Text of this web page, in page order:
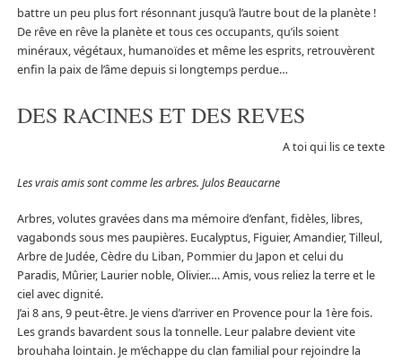
battre un peu plus fort résonnant jusqu’à l’autre bout de la planète !
De rêve en rêve la planète et tous ces occupants, qu’ils soient
minéraux, végétaux, humanoïdes et même les esprits, retrouvèrent
enfin la paix de l’âme depuis si longtemps perdue…
DES RACINES ET DES REVES
A toi qui lis ce texte
Les vrais amis sont comme les arbres. Julos Beaucarne
Arbres, volutes gravées dans ma mémoire d’enfant, fidèles, libres,
vagabonds sous mes paupières. Eucalyptus, Figuier, Amandier, Tilleul,
Arbre de Judée, Cèdre du Liban, Pommier du Japon et celui du
Paradis, Mûrier, Laurier noble, Olivier…. Amis, vous reliez la terre et le
ciel avec dignité.
J’ai 8 ans, 9 peut-être. Je viens d’arriver en Provence pour la 1ère fois.
Les grands bavardent sous la tonnelle. Leur palabre devient vite
brouhaha lointain. Je m’échappe du clan familial pour rejoindre la